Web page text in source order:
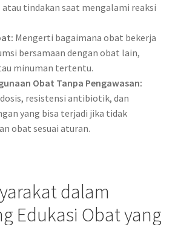
atau tindakan saat mengalami reaksi
Mengerti bagaimana obat bekerja
bersamaan dengan obat lain,
minuman tertentu.
Obat Tanpa Pengawasan:
resistensi antibiotik, dan
yang bisa terjadi jika tidak
obat sesuai aturan.
dalam
Edukasi Obat yang